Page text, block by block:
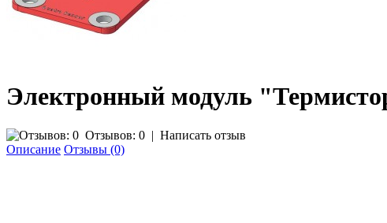
Электронный модуль
Отзывов: 0 | Написать отзыв
Описание Отзывы (0)